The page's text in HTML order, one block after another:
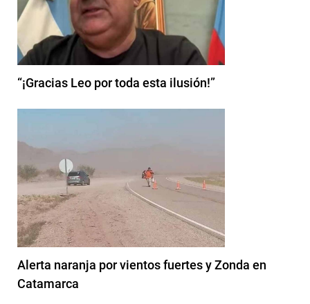
“¡Gracias Leo por toda esta ilusión!”
Alerta naranja por vientos fuertes y Zonda en
Catamarca